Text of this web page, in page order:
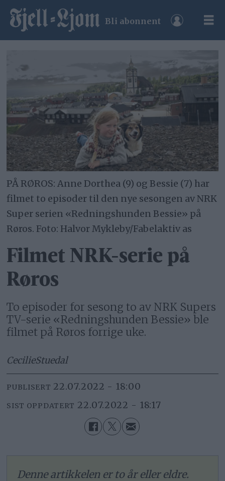
Bli abonnent
PÅ RØROS: Anne Dorthea (9) og Bessie (7) har
filmet to episoder til den nye sesongen av NRK
Super serien «Redningshunden Bessie» på
Røros. Foto: Halvor Mykleby/Fabelaktiv as
Filmet NRK-serie på
Røros
To episoder for sesong to av NRK Supers
TV-serie «Redningshunden Bessie» ble
filmet på Røros forrige uke.
CecilieStuedal
PUBLISERT 22.07.2022 - 18:00
SIST OPPDATERT 22.07.2022 - 18:17
Denne artikkelen er to år eller eldre.